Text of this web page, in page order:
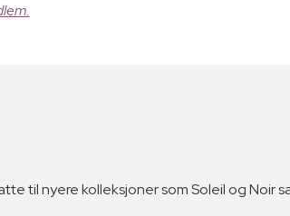
til nyere kolleksjoner som Soleil og Noir